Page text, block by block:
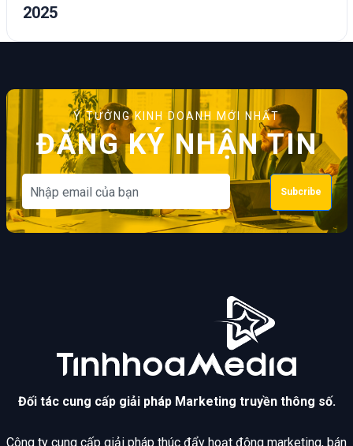
2025
Ý TƯỞNG KINH DOANH MỚI NHẤT
ĐĂNG KÝ NHẬN TIN
Subcribe
Đối tác cung cấp giải pháp Marketing truyền thông số.
Công ty cung cấp giải pháp thúc đẩy hoạt động marketing, bán